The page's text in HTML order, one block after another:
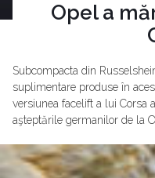
Opel a
Subcompacta din
suplimentare produse în
versiunea facelift a lui Corsa
aşteptările germanilor de la